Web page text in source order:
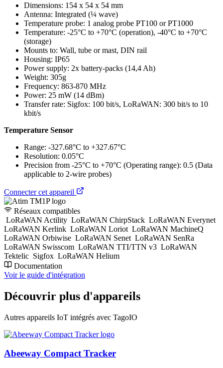
Dimensions: 154 x 54 x 54 mm
Antenna: Integrated (¼ wave)
Temperature probe: 1 analog probe PT100 or PT1000
Temperature: -25°C to +70°C (operation), -40°C to +70°C
(storage)
Mounts to: Wall, tube or mast, DIN rail
Housing: IP65
Power supply: 2x battery-packs (14,4 Ah)
Weight: 305g
Frequency: 863-870 MHz
Power: 25 mW (14 dBm)
Transfer rate: Sigfox: 100 bit/s, LoRaWAN: 300 bit/s to 10
kbit/s
Temperature Sensor
Range: -327.68°C to +327.67°C
Resolution: 0.05°C
Precision from -25°C to +70°C (Operating range): 0.5 (Data
applicable to 2-wire probes)
Connecter cet appareil
Réseaux compatibles
LoRaWAN Actility LoRaWAN ChirpStack LoRaWAN Everynet
LoRaWAN Kerlink LoRaWAN Loriot LoRaWAN MachineQ
LoRaWAN Orbiwise LoRaWAN Senet LoRaWAN SenRa
LoRaWAN Swisscom LoRaWAN TTI/TTN v3 LoRaWAN
Tektelic Sigfox LoRaWAN Helium
Documentation
Voir le guide d'intégration
Découvrir plus d'appareils
Autres appareils IoT intégrés avec TagoIO
Abeeway Compact Tracker